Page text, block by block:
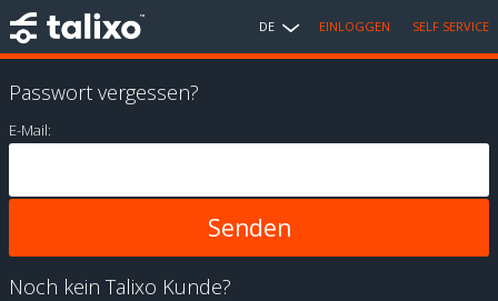
DE EINLOGGEN SELF SERVICE
Passwort vergessen?
E-Mail:
Noch kein Talixo Kunde?